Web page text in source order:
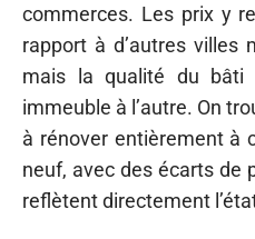
commerces. Les prix y
rapport à d’autres villes
mais la qualité du bâti
immeuble à l’autre. On
à rénover entièrement à
neuf, avec des écarts de
reflètent directement